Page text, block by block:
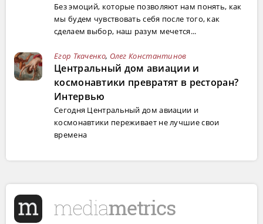
Без эмоций, которые позволяют нам понять, как
мы будем чувствовать себя после того, как
сделаем выбор, наш разум мечется...
Егор Ткаченко, Олег Константинов
Центральный дом авиации и
космонавтики превратят в ресторан?
Интервью
Сегодня Центральный дом авиации и
космонавтики переживает не лучшие свои
времена